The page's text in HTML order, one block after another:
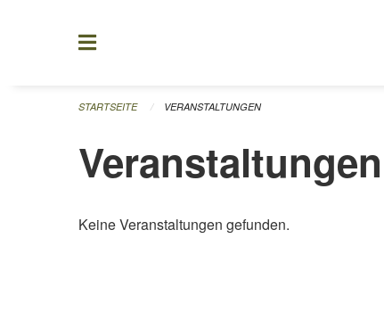
STARTSEITE VERANSTALTUNGEN
Veranstaltungen
Keine Veranstaltungen gefunden.